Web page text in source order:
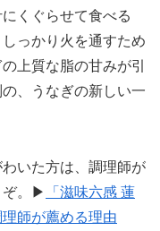
くぐらせて食べる
っかり火を通すため
上質な脂の甘みが引
、うなぎの新しい一
いた方は、調理師が
ぞ。▶
「滋味六感 蓮
師が薦める理由